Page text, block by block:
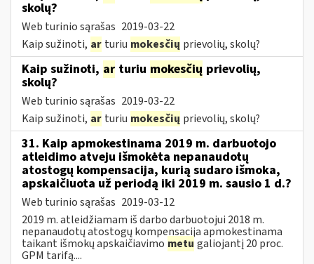
skolų?
Web turinio sąrašas 2019-03-22
Kaip sužinoti, ar turiu mokesčių prievolių, skolų?
Kaip sužinoti, ar turiu mokesčių prievolių,
skolų?
Web turinio sąrašas 2019-03-22
Kaip sužinoti, ar turiu mokesčių prievolių, skolų?
31. Kaip apmokestinama 2019 m. darbuotojo
atleidimo atveju išmokėta nepanaudotų
atostogų kompensacija, kurią sudaro išmoka,
apskaičiuota už periodą iki 2019 m. sausio 1 d.?
Web turinio sąrašas 2019-03-12
2019 m. atleidžiamam iš darbo darbuotojui 2018 m.
nepanaudotų atostogų kompensacija apmokestinama
taikant išmokų apskaičiavimo metu galiojantį 20 proc.
GPM tarifą....